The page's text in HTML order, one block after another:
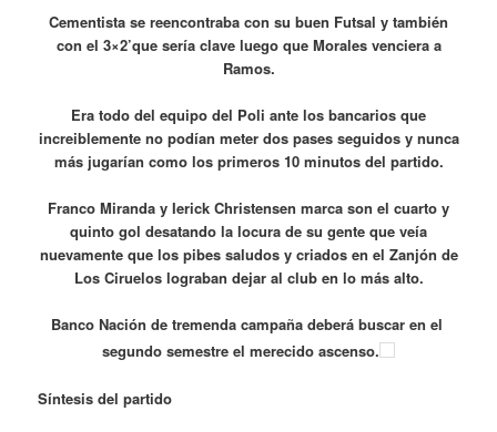
Cementista se reencontraba con su buen Futsal y también
con el 3×2’que sería clave luego que Morales venciera a
Ramos.
Era todo del equipo del Poli ante los bancarios que
increiblemente no podían meter dos pases seguidos y nunca
más jugarían como los primeros 10 minutos del partido.
Franco Miranda y Ierick Christensen marca son el cuarto y
quinto gol desatando la locura de su gente que veía
nuevamente que los pibes saludos y criados en el Zanjón de
Los Ciruelos lograban dejar al club en lo más alto.
Banco Nación de tremenda campaña deberá buscar en el
segundo semestre el merecido ascenso.
Síntesis del partido